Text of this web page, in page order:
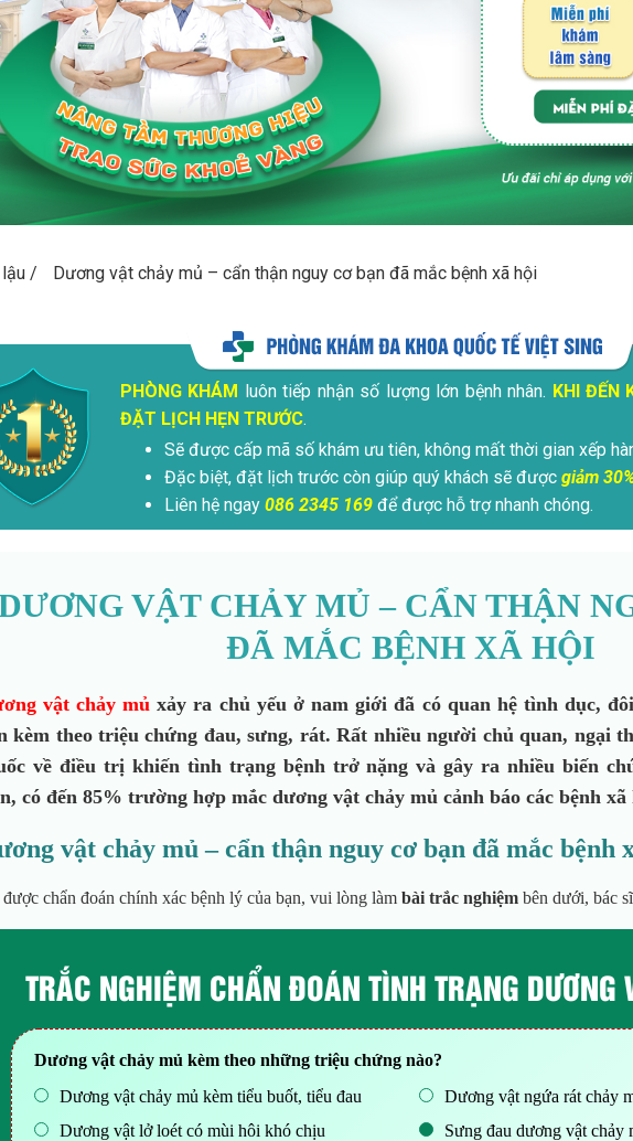
lậu / Dương vật chảy mủ – cẩn thận nguy cơ bạn đã mắc bệnh xã hội
PHÒNG KHÁM luôn tiếp nhận số lượng lớn bệnh nhân. KHI ĐẾN
ĐẶT LỊCH HẸN TRƯỚC.
Sẽ được cấp mã số khám ưu tiên, không mất thời gian xếp
Đặc biệt, đặt lịch trước còn giúp quý khách sẽ được giảm
Liên hệ ngay 086 2345 169để được hỗ trợ nhanh chóng.
VẬT CHẢY MỦ – CẨN THẬN
ĐÃ MẮC BỆNH XÃ HỘI
vật chảy mủ xảy ra chủ yếu ở nam giới đã có quan hệ tình dục,
kèm theo triệu chứng đau, sưng, rát. Rất nhiều người chủ quan, ngại
về điều trị khiến tình trạng bệnh trở nặng và gây ra nhiều biến
có đến 85% trường hợp mắc dương vật chảy mủ cảnh báo các bệnh
vật chảy mủ – cẩn thận nguy cơ bạn đã mắc bệnh
chẩn đoán chính xác bệnh lý của bạn, vui lòng làm bài trắc nghiệmbên dưới, bác
TRẮC NGHIỆM CHẨN ĐOÁN TÌNH TRẠNG DƯƠNG
Dương vật chảy mủ kèm theo những triệu chứng nào?
Dương vật chảy mủ kèm tiểu buốt, tiểu đau
Dương vật ngứa rát chảy
Dương vật lở loét có mùi hôi khó chịu
Sưng đau dương vật chảy